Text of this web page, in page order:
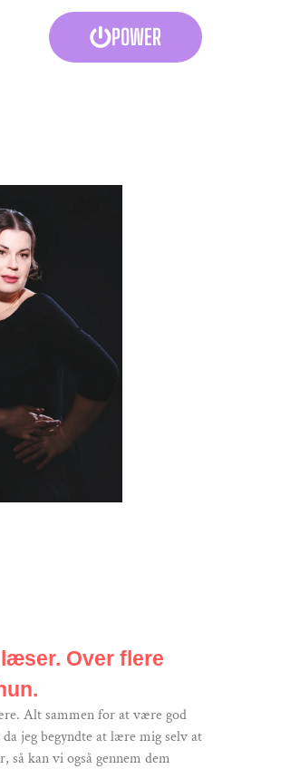
POWER
Over flere
Alt sammen for at være god
jeg begyndte at lære mig selv at
kan vi også gennem dem